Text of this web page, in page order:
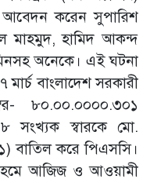
আবেদন করেন সুপারিশ
মাহমুদ, হামিদ আকন্দ
অনেকে। এই ঘটনা
বাংলাদেশ সরকারী
৮০.০০.০০০০.৩০১
সংখ্যক স্বারকে মো.
বাতিল করে পিএসসি।
আজিজ ও আওয়ামী